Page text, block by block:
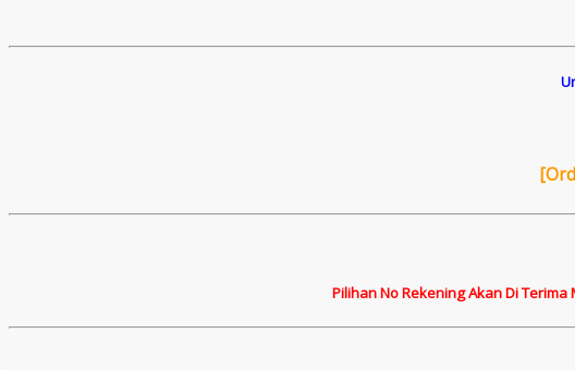
[
Pilihan No Rekening Akan Di